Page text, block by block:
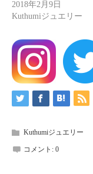
2018年2月9日
Kuthumiジュエリー
Kuthumiジュエリー
コメント: 0